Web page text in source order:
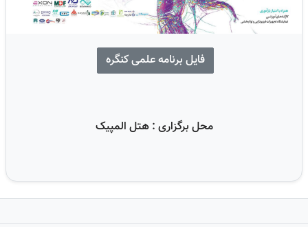
فایل برنامه علمی کنگره
محل برگزاری : هتل المپیک